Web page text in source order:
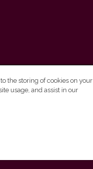
the storing of cookies on your
usage, and assist in our